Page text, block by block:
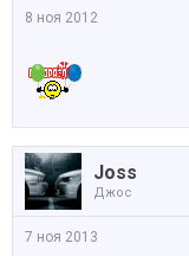
8 ноя 2012
Joss
Джос
7 ноя 2013